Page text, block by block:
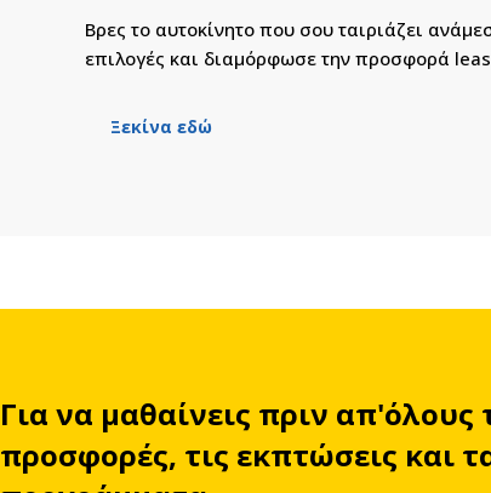
Βρες το αυτοκίνητο που σου ταιριάζει
επιλογές και διαμόρφωσε την προσφορά
Ξεκίνα εδώ
Για να μαθαίνεις πριν απ'όλους
προσφορές, τις εκπτώσεις και